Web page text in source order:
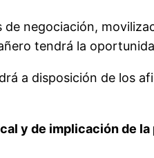
negociación,
tendrá la
a disposición de los
y de implicación de